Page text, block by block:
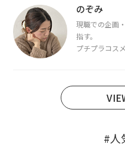
断・骨格診断
のぞみ
現職での企画
指す。
プチプラコス
日本化粧品検
#人